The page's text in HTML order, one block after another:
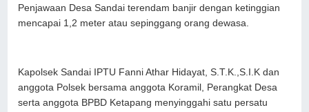
Penjawaan Desa Sandai terendam banjir dengan ketinggian
mencapai 1,2 meter atau sepinggang orang dewasa.
Kapolsek Sandai IPTU Fanni Athar Hidayat, S.T.K.,S.I.K dan
anggota Polsek bersama anggota Koramil, Perangkat Desa
serta anggota BPBD Ketapang menyinggahi satu persatu